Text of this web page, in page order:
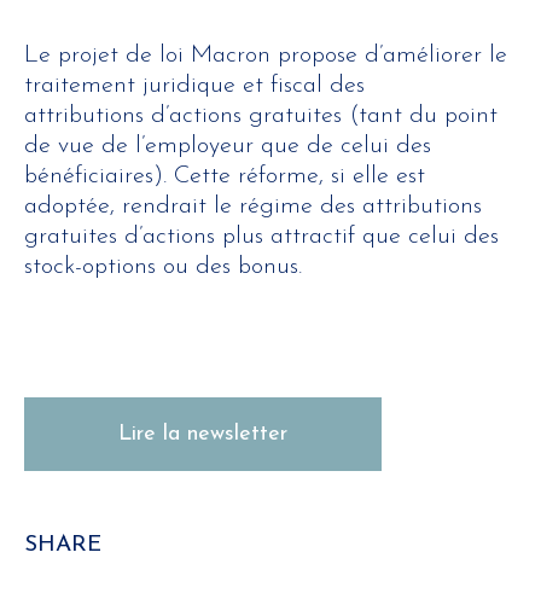
SHARE
Le projet de loi Macron propose d’améliorer le
traitement juridique et fiscal des
attributions d’actions gratuites (tant du point
de vue de l’employeur que de celui des
bénéficiaires). Cette réforme, si elle est
adoptée, rendrait le régime des attributions
gratuites d’actions plus attractif que celui des
stock-options ou des bonus.
Lire la newsletter